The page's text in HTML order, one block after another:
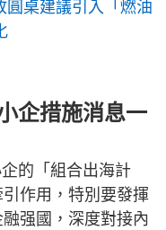
圓桌建議引入「燃油
企措施消息一
的「組合出海計
作用，特別要發揮
强國，深度對接內